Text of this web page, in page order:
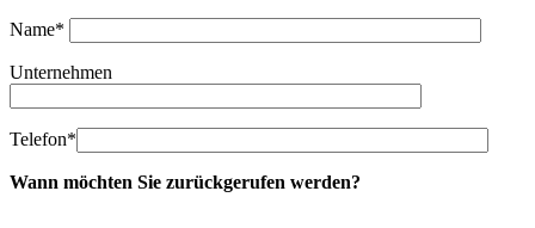
Name*
Unternehmen
Telefon*
Wann möchten Sie zurückgerufen werden?